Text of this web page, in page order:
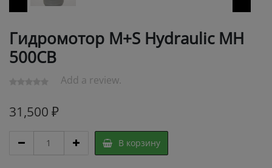
Гидромотор M+S Hydraulic MH
500CB
Add a review.
31,500 ₽
M+S
В корзину